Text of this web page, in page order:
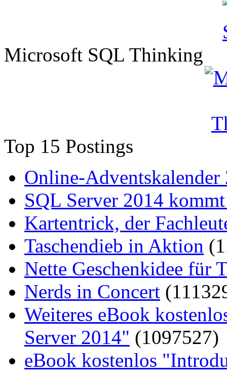
Microsoft SQL Thinking
Top 15 Postings
Online-Adventskalender
SQL Server 2014
Kartentrick, der
Taschendieb in Aktion
Nette Geschenkidee für
Nerds in Concert
Weiteres eBook
Server 2014" (1097527)
eBook kostenlos